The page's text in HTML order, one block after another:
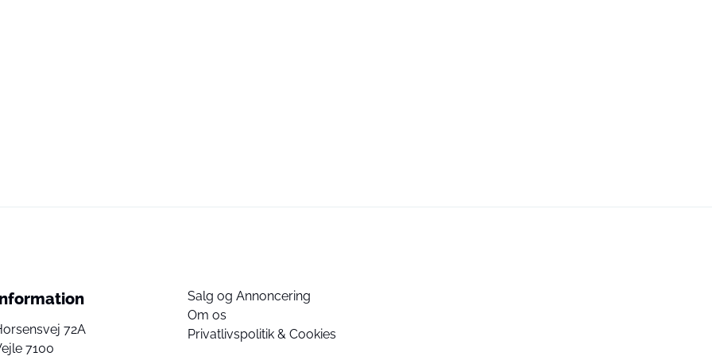
72A
7100
Salg og Annoncering
Om os
Privatlivspolitik & Cookies